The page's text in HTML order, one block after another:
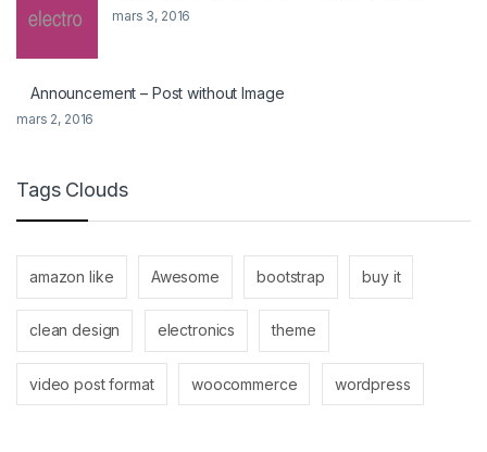
mars 3, 2016
Announcement – Post without Image
mars 2, 2016
Tags Clouds
amazon like Awesome bootstrap buy it
clean design electronics theme
video post format woocommerce wordpress